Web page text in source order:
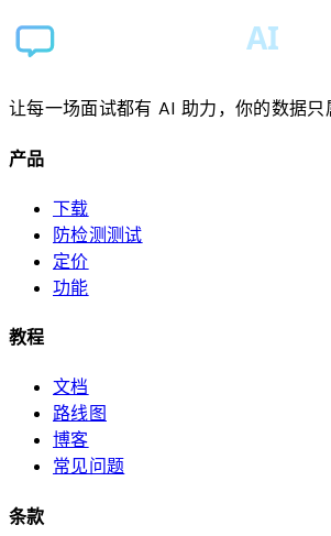
让每一场面试都有 AI 助力，你的数据只
产品
下载
防检测测试
定价
功能
教程
文档
路线图
博客
常见问题
条款